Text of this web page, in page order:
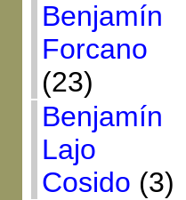
Benjamín
Forcano
(23)
Benjamín
Lajo
Cosido (3)